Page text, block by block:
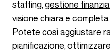
staffing, gestione
visione chiara e
Potete così aggiustare
pianificazione,